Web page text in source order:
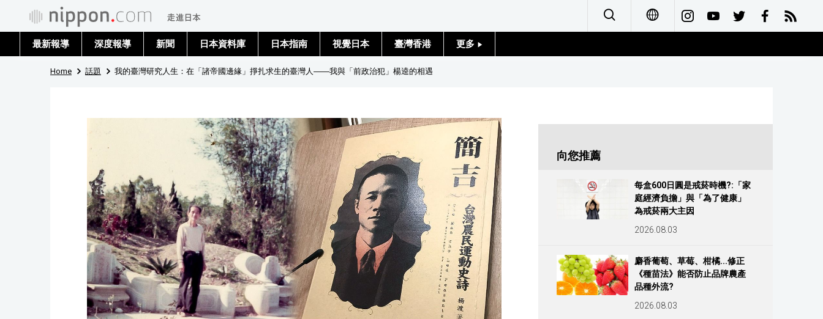
العربية
Русский
最新報導 深度報導 新聞 日本資料庫 日本指南 視覺日本 臺灣香港 更多
政治外交
社會
財經
文化
科學技術
生活
Home 話題 我的臺灣研究人生：在「諸帝國邊緣」掙扎求生的臺灣人――我與「前政治犯」楊逵的相遇
向您推薦
每盒600日圓是戒菸時機?:「家
庭經濟負擔」與「為了健康」
為戒菸兩大主因
2026.08.03
麝香葡萄、草莓、柑橘...修正
《種苗法》能否防止品牌農產
品種外流?
2026.08.03